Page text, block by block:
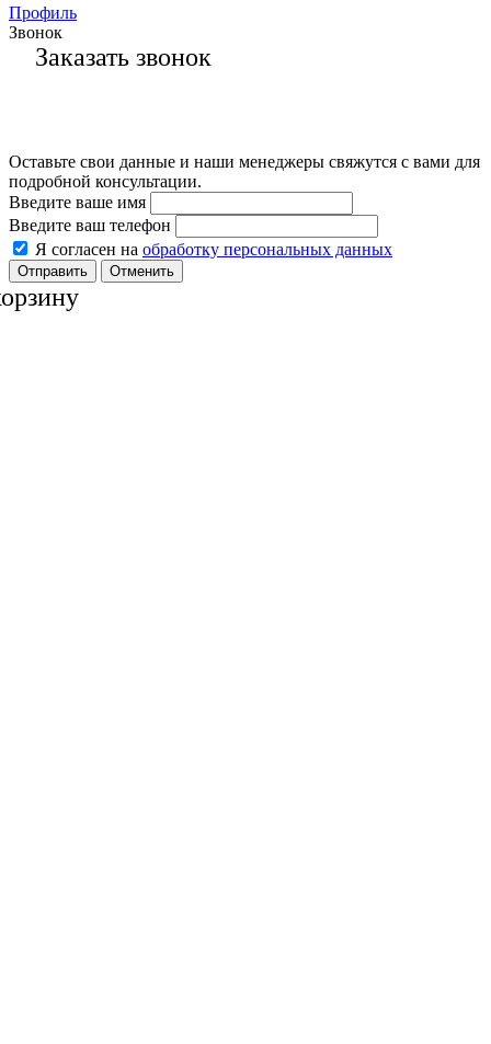
Профиль
Звонок
Заказать звонок
Оставьте свои данные и наши менеджеры свяжутся с вами для
подробной консультации.
Введите ваше имя
Введите ваш телефон
Я согласен на обработку персональных данных
Отменить